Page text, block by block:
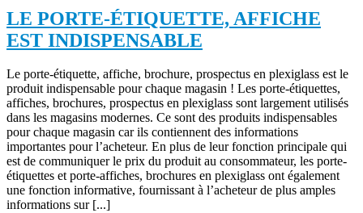
LE PORTE-ÉTIQUETTE, AFFICHE
EST INDISPENSABLE
Le porte-étiquette, affiche, brochure, prospectus en plexiglass est le
produit indispensable pour chaque magasin ! Les porte-étiquettes,
affiches, brochures, prospectus en plexiglass sont largement utilisés
dans les magasins modernes. Ce sont des produits indispensables
pour chaque magasin car ils contiennent des informations
importantes pour l’acheteur. En plus de leur fonction principale qui
est de communiquer le prix du produit au consommateur, les porte-
étiquettes et porte-affiches, brochures en plexiglass ont également
une fonction informative, fournissant à l’acheteur de plus amples
informations sur [...]